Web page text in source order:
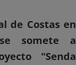
de Costas en
somete a
"Senda